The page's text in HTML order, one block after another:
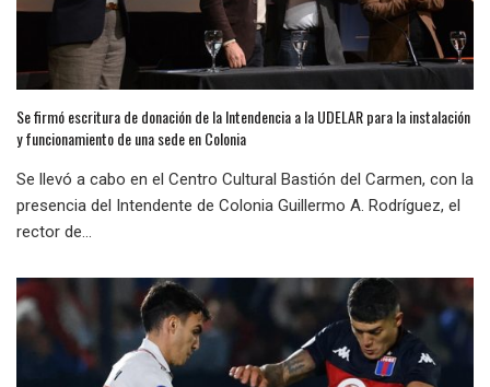
Se firmó escritura de donación de la Intendencia a la UDELAR para la instalación
y funcionamiento de una sede en Colonia
Se llevó a cabo en el Centro Cultural Bastión del Carmen, con la
presencia del Intendente de Colonia Guillermo A. Rodríguez, el
rector de...